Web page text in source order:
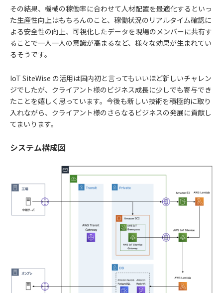
その結果、機械の稼働率に合わせて人材配置を最適化するといっ
た生産性向上はもちろんのこと、稼働状況のリアルタイム確認に
よる安全性の向上、可視化したデータを現場のメンバーに共有す
ることで一人一人の意識が高まるなど、様々な効果が生まれてい
るそうです。
IoT SiteWise の活用は国内初と言ってもいいほど新しいチャレン
ジでしたが、クライアント様のビジネス成長に少しでも寄与でき
たことを嬉しく思っています。今後も新しい技術を積極的に取り
入れながら、クライアント様のさらなるビジネスの発展に貢献し
てまいります。
システム構成図